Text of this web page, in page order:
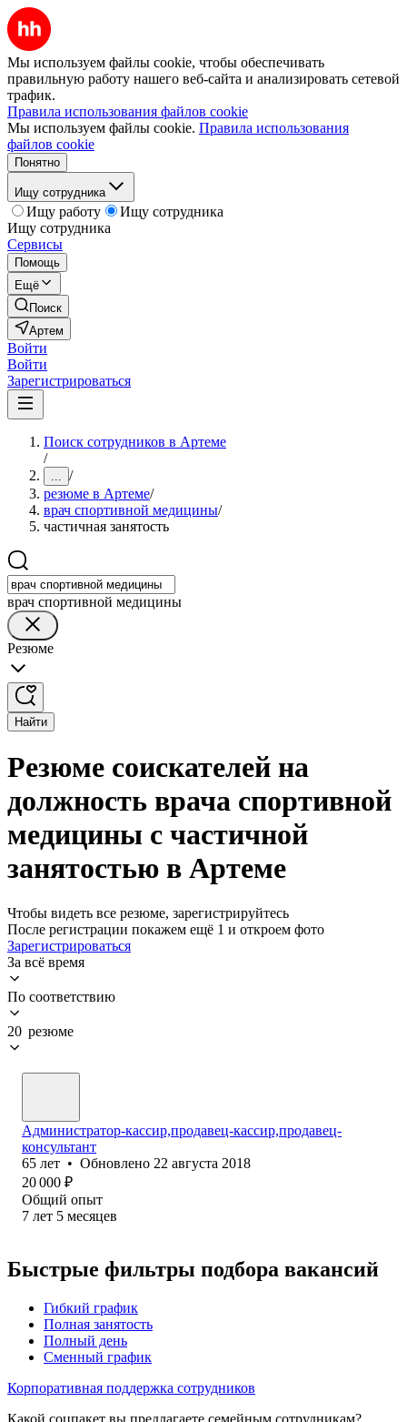
Мы используем файлы cookie, чтобы обеспечивать
правильную работу нашего веб-сайта и анализировать сетевой
трафик.
Правила использования файлов cookie
Мы используем файлы cookie. Правила использования
файлов cookie
Понятно
Ищу сотрудника
Ищу работу
Ищу сотрудника
Ищу сотрудника
Сервисы
Помощь
Ещё
Поиск
Артем
Войти
Войти
Зарегистрироваться
Поиск сотрудников в Артеме
/
... /
резюме в Артеме/
врач спортивной медицины/
частичная занятость
врач спортивной медицины
Резюме
Найти
Резюме соискателей на
должность врача спортивной
медицины с частичной
занятостью в Артеме
Чтобы видеть все резюме, зарегистрируйтесь
После регистрации покажем ещё 1 и откроем фото
Зарегистрироваться
За всё время
По соответствию
20 резюме
Администратор-кассир,продавец-кассир,продавец-
консультант
65 лет • Обновлено 22 августа 2018
20 000 ₽
Общий опыт
7 лет 5 месяцев
Быстрые фильтры подбора вакансий
Гибкий график
Полная занятость
Полный день
Сменный график
Корпоративная поддержка сотрудников
Какой соцпакет вы предлагаете семейным сотрудникам?